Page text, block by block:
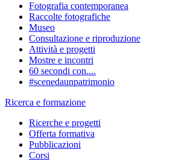
Fotografia contemporanea
Raccolte fotografiche
Museo
Consultazione e riproduzione
Attività e progetti
Mostre e incontri
60 secondi con....
#scenedaunpatrimonio
Ricerca e formazione
Ricerche e progetti
Offerta formativa
Pubblicazioni
Corsi